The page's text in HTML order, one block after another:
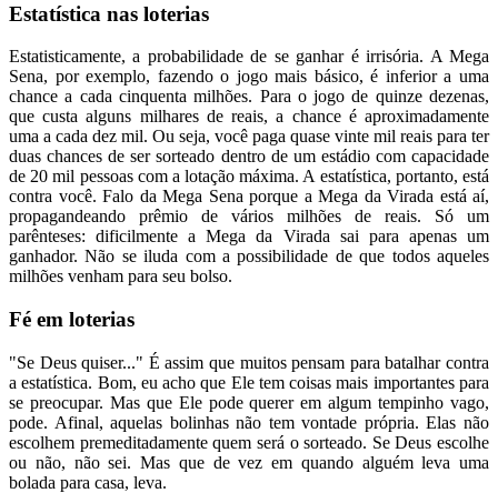
Estatística nas loterias
Estatisticamente, a probabilidade de se ganhar é irrisória. A Mega
Sena, por exemplo, fazendo o jogo mais básico, é inferior a uma
chance a cada cinquenta milhões. Para o jogo de quinze dezenas,
que custa alguns milhares de reais, a chance é aproximadamente
uma a cada dez mil. Ou seja, você paga quase vinte mil reais para ter
duas chances de ser sorteado dentro de um estádio com capacidade
de 20 mil pessoas com a lotação máxima. A estatística, portanto, está
contra você. Falo da Mega Sena porque a Mega da Virada está aí,
propagandeando prêmio de vários milhões de reais. Só um
parênteses: dificilmente a Mega da Virada sai para apenas um
ganhador. Não se iluda com a possibilidade de que todos aqueles
milhões venham para seu bolso.
Fé em loterias
"Se Deus quiser..." É assim que muitos pensam para batalhar contra
a estatística. Bom, eu acho que Ele tem coisas mais importantes para
se preocupar. Mas que Ele pode querer em algum tempinho vago,
pode. Afinal, aquelas bolinhas não tem vontade própria. Elas não
escolhem premeditadamente quem será o sorteado. Se Deus escolhe
ou não, não sei. Mas que de vez em quando alguém leva uma
bolada para casa, leva.